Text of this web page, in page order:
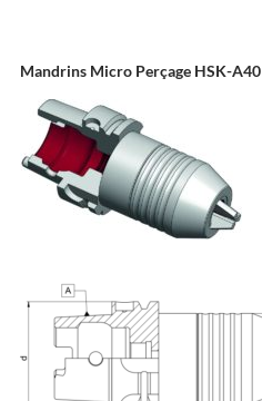
Mandrins Micro Perçage HSK-A40